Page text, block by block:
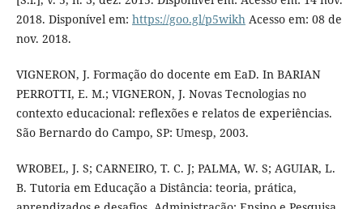
2018. Disponível em: https://goo.gl/p5wikhAcesso em: 08 de
nov. 2018.
VIGNERON, J. Formação do docente em EaD. In BARIAN
PERROTTI, E. M.; VIGNERON, J. Novas Tecnologias no
contexto educacional: reflexões e relatos de experiências.
São Bernardo do Campo, SP: Umesp, 2003.
WROBEL, J. S; CARNEIRO, T. C. J; PALMA, W. S; AGUIAR, L.
B. Tutoria em Educação a Distância: teoria, prática,